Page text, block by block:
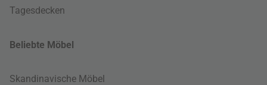
Tagesdecken
Beliebte Möbel
Skandinavische Möbel